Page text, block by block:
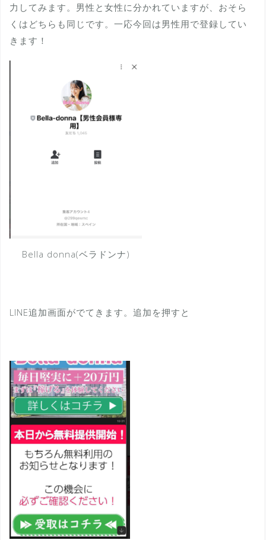
力してみます。男性と女性に分かれていますが、おそら
くはどちらも同じです。一応今回は男性用で登録してい
きます！
Bella donna(ベラドンナ)
LINE追加画面がでてきます。追加を押すと